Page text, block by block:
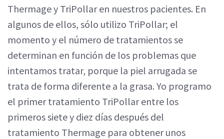
Thermage y TriPollar en nuestros pacientes. En
algunos de ellos, sólo utilizo TriPollar; el
momento y el número de tratamientos se
determinan en función de los problemas que
intentamos tratar, porque la piel arrugada se
trata de forma diferente a la grasa. Yo programo
el primer tratamiento TriPollar entre los
primeros siete y diez días después del
tratamiento Thermage para obtener unos